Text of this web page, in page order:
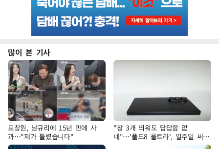
많이 본 기사
표창원, 남규리에 15년 만에 사
과…"제가 틀렸습니다"
"창 3개 띄워도 답답함 없
네"…'폴드8 울트라', 일주일 써보